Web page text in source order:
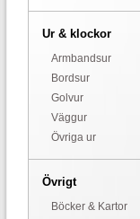
Ur & klockor
Armbandsur
Bordsur
Golvur
Väggur
Övriga ur
Övrigt
Böcker & Kartor